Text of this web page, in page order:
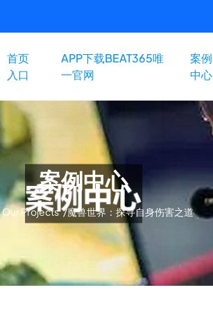
首页
入口
APP下载BEAT365唯
一官网
案例
中心
案例中心
Our Projects /魔兽世界：探寻自身伤害之道